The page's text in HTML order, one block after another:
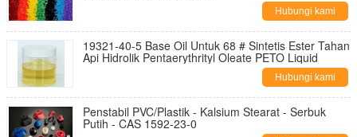
Hubungi kami
19321-40-5 Base Oil Untuk 68 # Sintetis Ester Tahan
Api Hidrolik Pentaerythrityl Oleate PETO Liquid
Hubungi kami
Penstabil PVC/Plastik - Kalsium Stearat - Serbuk
Putih - CAS 1592-23-0